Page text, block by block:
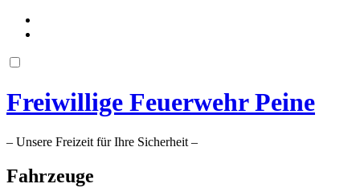
Freiwillige Feuerwehr Peine
– Unsere Freizeit für Ihre Sicherheit –
Fahrzeuge